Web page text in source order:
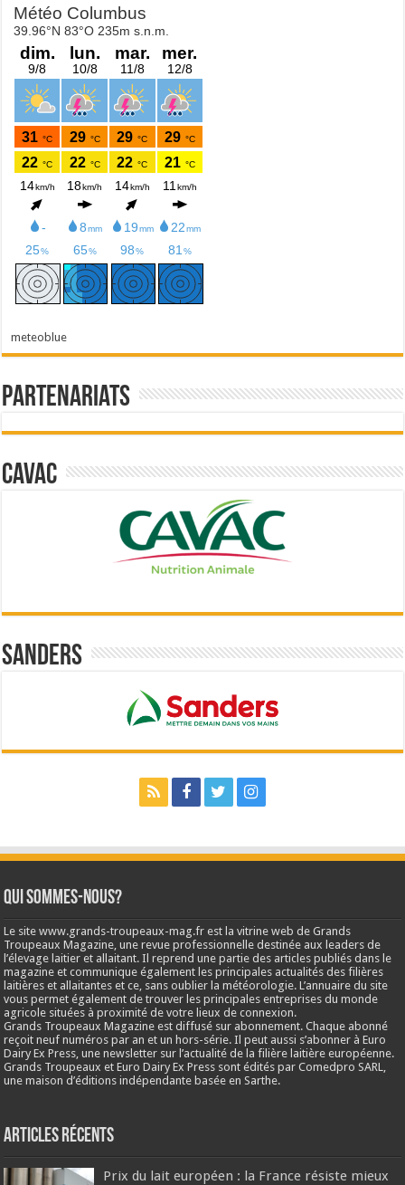
meteoblue
Partenariats
Cavac
Sanders
Qui sommes-nous?
Le site www.grands-troupeaux-mag.fr est la vitrine web de Grands
Troupeaux Magazine, une revue professionnelle destinée aux leaders de
l’élevage laitier et allaitant. Il reprend une partie des articles publiés dans le
magazine et communique également les principales actualités des filières
laitières et allaitantes et ce, sans oublier la météorologie. L’annuaire du site
vous permet également de trouver les principales entreprises du monde
agricole situées à proximité de votre lieux de connexion.
Grands Troupeaux Magazine est diffusé sur abonnement. Chaque abonné
reçoit neuf numéros par an et un hors-série. Il peut aussi s’abonner à Euro
Dairy Ex Press, une newsletter sur l’actualité de la filière laitière européenne.
Grands Troupeaux et Euro Dairy Ex Press sont édités par Comedpro SARL,
une maison d’éditions indépendante basée en Sarthe.
Articles récents
Prix du lait européen : la France résiste mieux